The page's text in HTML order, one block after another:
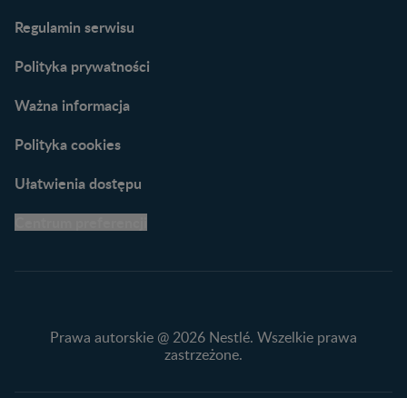
praktyczne wskazówki
Regulamin serwisu
Polityka prywatności
Ważna informacja
Polityka cookies
Ułatwienia dostępu
Prawa autorskie @ 2026 Nestlé. Wszelkie prawa
zastrzeżone.